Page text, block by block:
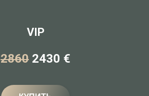
VIP
2860 2430 €